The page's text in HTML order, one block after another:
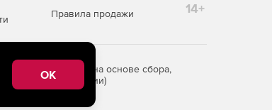
Правила продажи 14+
информации на основе сбора,
Федерации)
OK